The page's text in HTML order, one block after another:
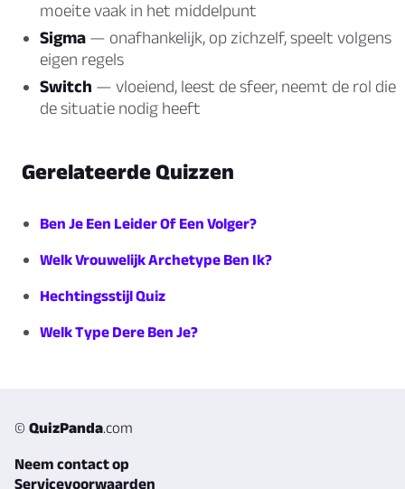
moeite vaak in het middelpunt
Sigma — onafhankelijk, op zichzelf, speelt volgens
eigen regels
Switch — vloeiend, leest de sfeer, neemt de rol die
de situatie nodig heeft
Gerelateerde Quizzen
Ben Je Een Leider Of Een Volger?
Welk Vrouwelijk Archetype Ben Ik?
Hechtingsstijl Quiz
Welk Type Dere Ben Je?
© QuizPanda.com
Neem contact op
Servicevoorwaarden